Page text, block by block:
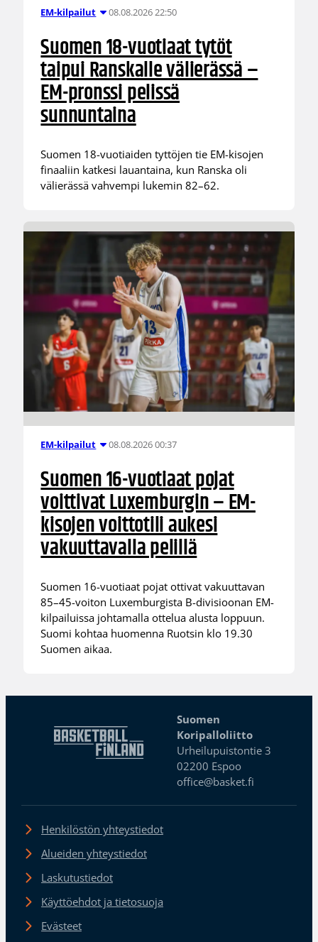
EM-kilpailut 08.08.2026 22:50
Suomen 18-vuotiaat tytöt
taipui Ranskalle välierässä –
EM-pronssi pelissä
sunnuntaina
Suomen 18-vuotiaiden tyttöjen tie EM-kisojen
finaaliin katkesi lauantaina, kun Ranska oli
välierässä vahvempi lukemin 82–62.
EM-kilpailut 08.08.2026 00:37
Suomen 16-vuotiaat pojat
voittivat Luxemburgin – EM-
kisojen voittotili aukesi
vakuuttavalla pelillä
Suomen 16-vuotiaat pojat ottivat vakuuttavan
85–45-voiton Luxemburgista B-divisioonan EM-
kilpailuissa johtamalla ottelua alusta loppuun.
Suomi kohtaa huomenna Ruotsin klo 19.30
Suomen aikaa.
Suomen
Koripalloliitto
Urheilupuistontie 3
02200 Espoo
office@basket.fi
Henkilöstön yhteystiedot
Alueiden yhteystiedot
Laskutustiedot
Käyttöehdot ja tietosuoja
Evästeet